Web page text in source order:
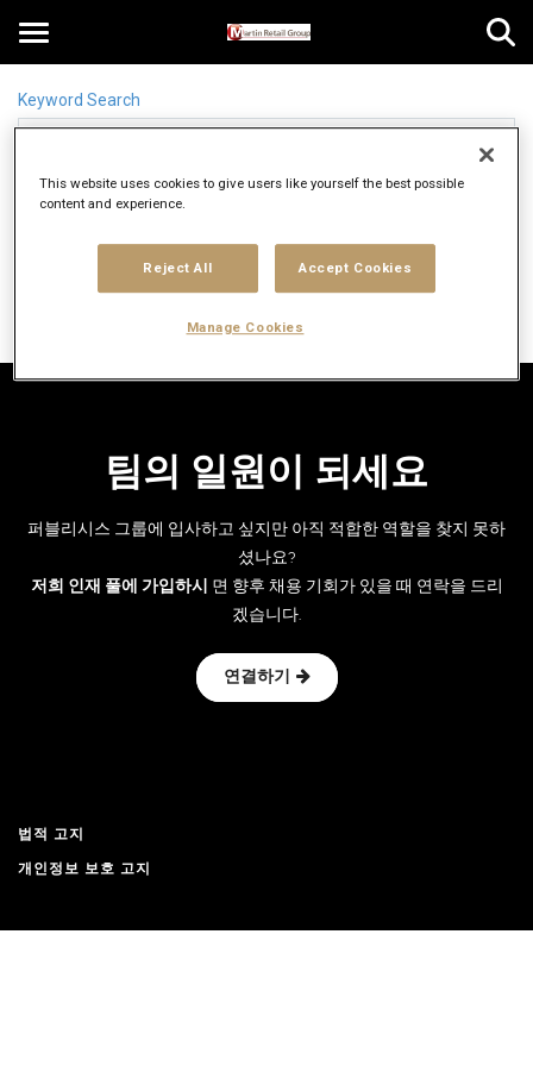
Toggle
KR
Keyword Search
Location Search
"뉴욕" 시도
직업 찾기
팀의 일원이 되세요
퍼블리시스 그룹에 입사하고 싶지만 아직 적합한 역할을 찾지 못하
셨나요?
저희 인재 풀에 가입하시 면 향후 채용 기회가 있을 때 연락을 드리
겠습니다.
연결하기
법적 고지
개인정보 보호 고지
This website uses cookies to give users like yourself the best possible
content and experience.
Reject All Accept Cookies
Manage Cookies